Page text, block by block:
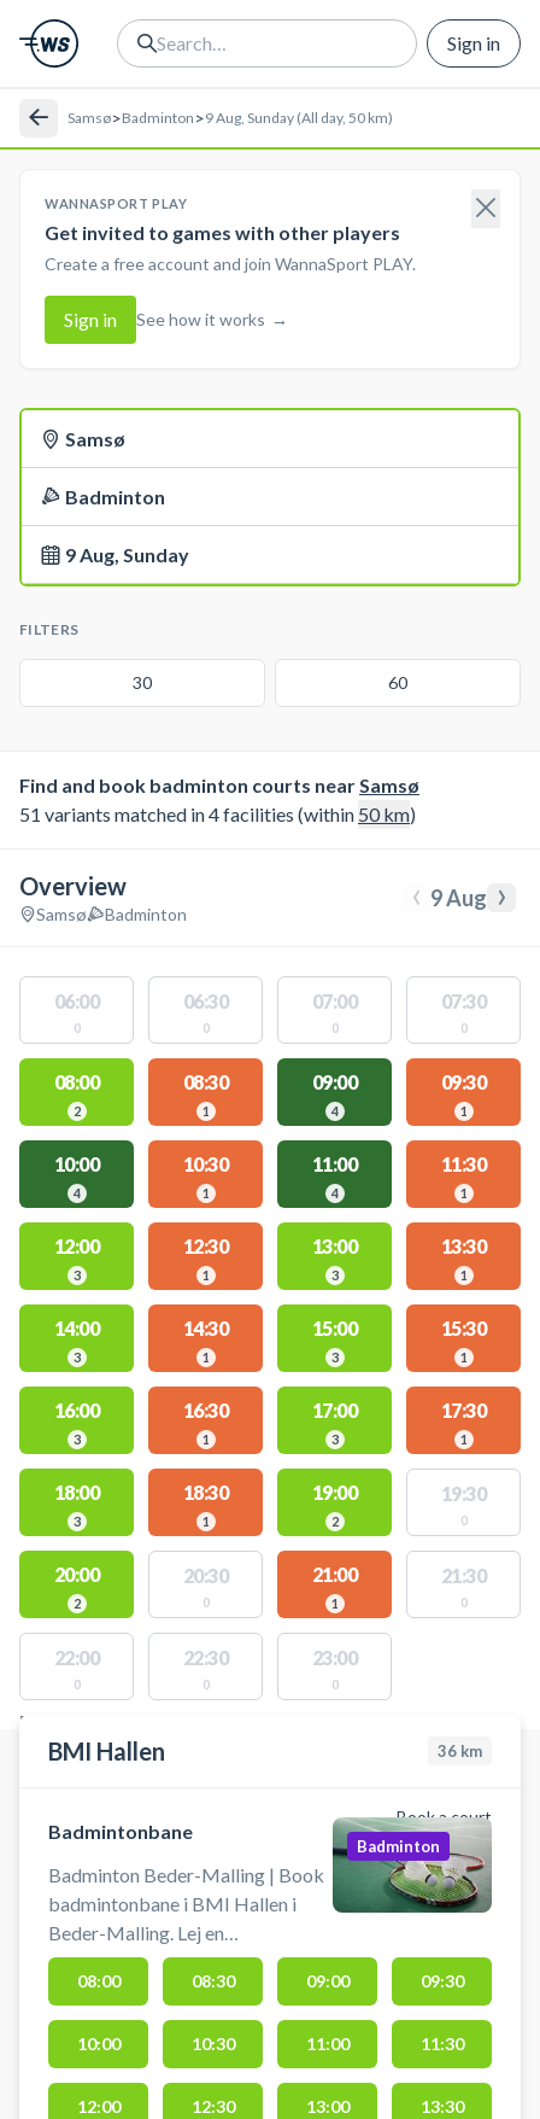
Sign in
Samsø>Badminton >9 Aug, Sunday (All day, 50 km)
WANNASPORT PLAY
Get invited to games with other players
Create a free account and join WannaSport PLAY.
Sign in See how it works →
Samsø
Badminton
9 Aug, Sunday
FILTERS
30 60
Find and book badminton courts nearSamsø
51 variants matched in 4 facilities (within 50km)
Overview
Samsø Badminton ‹ 9 Aug ›
06:00
0
06:30
0
07:00
0
07:30
0
08:00
2
08:30
1
09:00
4
09:30
1
10:00
4
10:30
1
11:00
4
11:30
1
12:00
3
12:30
1
13:00
3
13:30
1
14:00
3
14:30
1
15:00
3
15:30
1
16:00
3
16:30
1
17:00
3
17:30
1
18:00
3
18:30
1
19:00
2
19:30
0
20:00
2
20:30
0
21:00
1
21:30
0
22:00
0
22:30
0
23:00
0
FACILITIES WITH AVAILABLE ACTIVITIES
BMI Hallen 36 km
Book a court
Badmintonbane
Badminton Beder-Malling | Book
badmintonbane i BMI Hallen i
Beder-Malling. Lej en
badmintonbane i 30 minutter ad
gangen og spil badminton i Beder-
Malling på en af de mange
badmintonbaner i BMI Hallen.
Praktisk information: 🏸
Medbring selv ketchere og bolde.
Badminton
08:00 08:30 09:00 09:30
10:00 10:30 11:00 11:30
12:00 12:30 13:00 13:30